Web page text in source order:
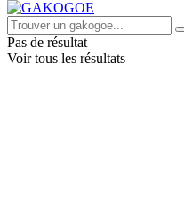
Pas de résultat
Voir tous les résultats